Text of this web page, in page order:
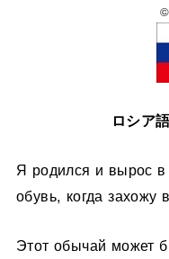
ロシア
Я родился и вырос
обувь, когда захожу
Этот обычай может